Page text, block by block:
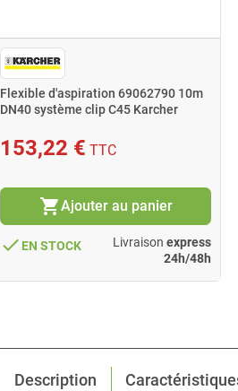
Flexible d'aspiration 69062790 10m
DN40 système clip C45 Karcher
153,22 € TTC
shopping_cartAjouter au panier
done EN STOCK Livraison express
24h/48h
Description